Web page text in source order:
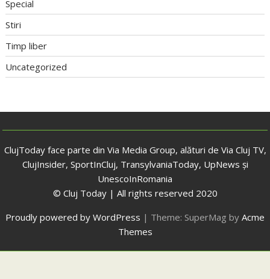
Special
Stiri
Timp liber
Uncategorized
ClujToday face parte din Via Media Group, alături de Via Cluj TV,
ClujInsider, SportInCluj, TransylvaniaToday, UpNews și
UnescoInRomania
© Cluj Today | All rights reserved 2020
Proudly powered by WordPress | Theme: SuperMag by Acme
Themes